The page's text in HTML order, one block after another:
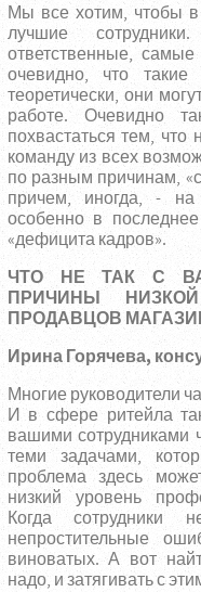
Мы все хотим, чтобы
лучшие
ответственные,
очевидно, что
теоретически, они
работе. Очевидно
похвастаться тем,
команду из всех
по разным причинам,
причем, иногда, - на
особенно в
«дефицита кадров».
ЧТО НЕ ТАК С
ПРИЧИНЫ
ПРОДАВЦОВ
Ирина Горячева,
Многие руководители
И в сфере ритейла
вашими сотрудниками
теми задачами,
проблема здесь
низкий уровень
Когда сотрудники
непростительные
виноватых. А вот
надо, и затягивать с